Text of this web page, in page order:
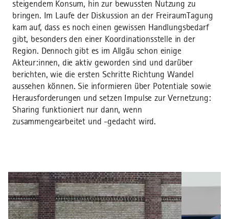
steigendem Konsum, hin zur bewussten Nutzung zu
bringen. Im Laufe der Diskussion an der FreiraumTagung
kam auf, dass es noch einen gewissen Handlungsbedarf
gibt, besonders den einer Koordinationsstelle in der
Region. Dennoch gibt es im Allgäu schon einige
Akteur:innen, die aktiv geworden sind und darüber
berichten, wie die ersten Schritte Richtung Wandel
aussehen können. Sie informieren über Potentiale sowie
Herausforderungen und setzen Impulse zur Vernetzung:
Sharing funktioniert nur dann, wenn
zusammengearbeitet und -gedacht wird.